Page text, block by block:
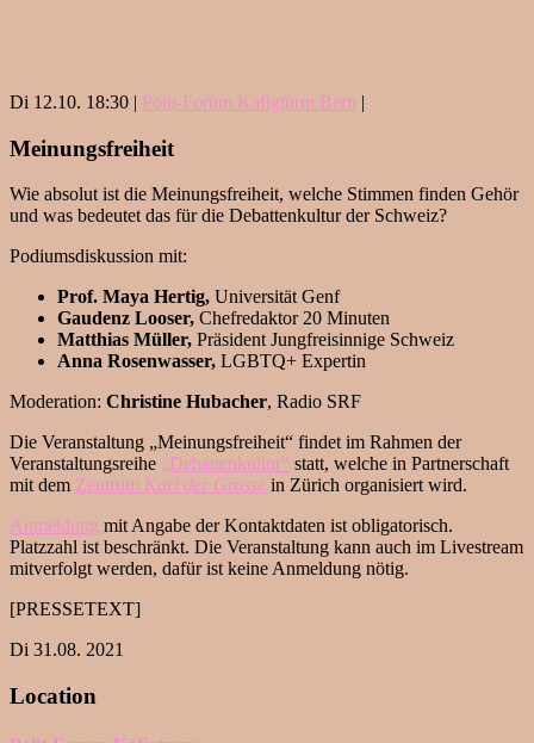
Di 12.10. 18:30 | Polit-Forum Käfigturm Bern |
Meinungsfreiheit
Wie absolut ist die Meinungsfreiheit, welche Stimmen finden Gehör
und was bedeutet das für die Debattenkultur der Schweiz?
Podiumsdiskussion mit:
Prof. Maya Hertig, Universität Genf
Gaudenz Looser, Chefredaktor 20 Minuten
Matthias Müller, Präsident Jungfreisinnige Schweiz
Anna Rosenwasser, LGBTQ+ Expertin
Moderation: Christine Hubacher, Radio SRF
Die Veranstaltung „Meinungsfreiheit“ findet im Rahmen der
Veranstaltungsreihe „Debattenkultur“ statt, welche in Partnerschaft
mit dem Zentrum Karl der Grosse in Zürich organisiert wird.
Anmeldung mit Angabe der Kontaktdaten ist obligatorisch.
Platzzahl ist beschränkt. Die Veranstaltung kann auch im Livestream
mitverfolgt werden, dafür ist keine Anmeldung nötig.
[PRESSETEXT]
Di 31.08. 2021
Location